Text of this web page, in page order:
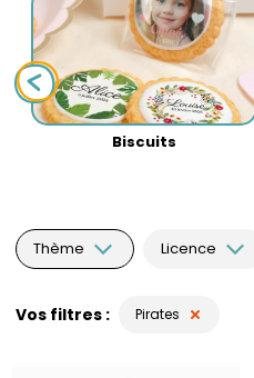
Biscuits
Thème Licence
Vos filtres Pirates